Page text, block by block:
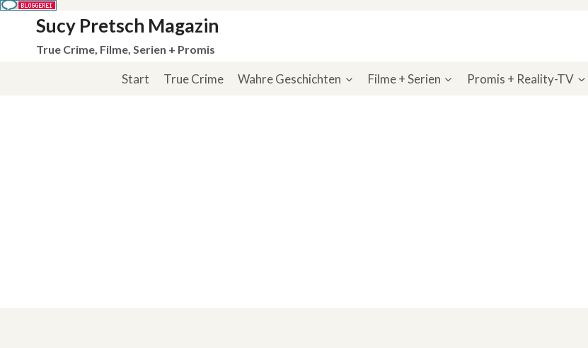
springen
Sucy Pretsch Magazin
True Crime, Filme, Serien + Promis
Start True Crime Wahre Geschichten Filme + Serien Promis + Reality-TV